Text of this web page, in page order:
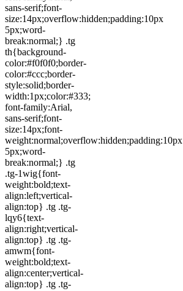
sans-serif;font-
size:14px;overflow:hidden;padding:10px
5px;word-
break:normal;} .tg
th{background-
color:#f0f0f0;border-
color:#ccc;border-
style:solid;border-
width:1px;color:#333;
font-family:Arial,
sans-serif;font-
size:14px;font-
weight:normal;overflow:hidden;padding:10px
5px;word-
break:normal;} .tg
.tg-1wig{font-
weight:bold;text-
align:left;vertical-
align:top} .tg .tg-
lqy6{text-
align:right;vertical-
align:top} .tg .tg-
amwm{font-
weight:bold;text-
align:center;vertical-
align:top} .tg .tg-